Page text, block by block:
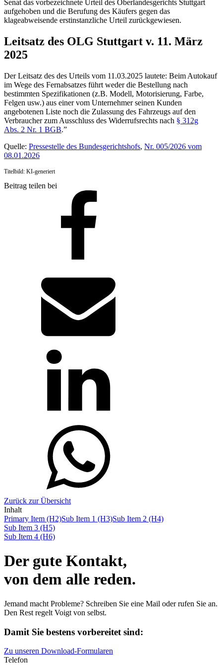
Senat das vorbezeichnete Urteil des Oberlandesgerichts Stuttgart
aufgehoben und die Berufung des Käufers gegen das
klageabweisende erstinstanzliche Urteil zurückgewiesen.
Leitsatz des OLG Stuttgart v. 11. März
2025
Der Leitsatz des des Urteils vom 11.03.2025 lautete: Beim Autokauf
im Wege des Fernabsatzes führt weder die Bestellung nach
bestimmten Spezifikationen (z.B. Modell, Motorisierung, Farbe,
Felgen usw.) aus einer vom Unternehmer seinen Kunden
angebotenen Liste noch die Zulassung des Fahrzeugs auf den
Verbraucher zum Ausschluss des Widerrufsrechts nach § 312g
Abs. 2 Nr. 1 BGB.”
Quelle: Pressestelle des Bundesgerichtshofs, Nr. 005/2026 vom
08.01.2026
Titelbild: KI-generiert
Beitrag teilen bei
Zurück zur Übersicht
Inhalt
Primary Item (H2)Sub Item 1 (H3)Sub Item 2 (H4)
Sub Item 3 (H5)
Sub Item 4 (H6)
Der gute Kontakt,
von dem alle reden.
Jemand macht Probleme? Schreiben Sie eine Mail oder rufen Sie an.
Den Rest regelt Voigt von selbst.
Damit Sie bestens vorbereitet sind:
Zu unseren Download-Formularen
Telefon